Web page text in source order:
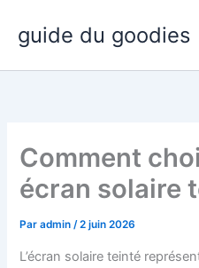
contenu
guide du goodies
Comment
écran solaire
Paradmin/2 juin 2026
L’écran solaire teinté